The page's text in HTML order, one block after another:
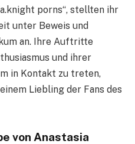
porns“, stellten ihr
unter Beweis und
an. Ihre Auftritte
und ihrer
in Kontakt zu treten,
Liebling der Fans des
von Anastasia